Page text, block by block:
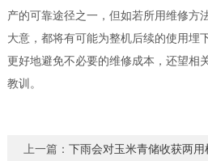
产的可靠途径之一，但如若所用维修方
大意，都将有可能为整机后续的使用埋
更好地避免不必要的维修成本，还望相
教训。
上一篇： 下雨会对玉米青储收获两